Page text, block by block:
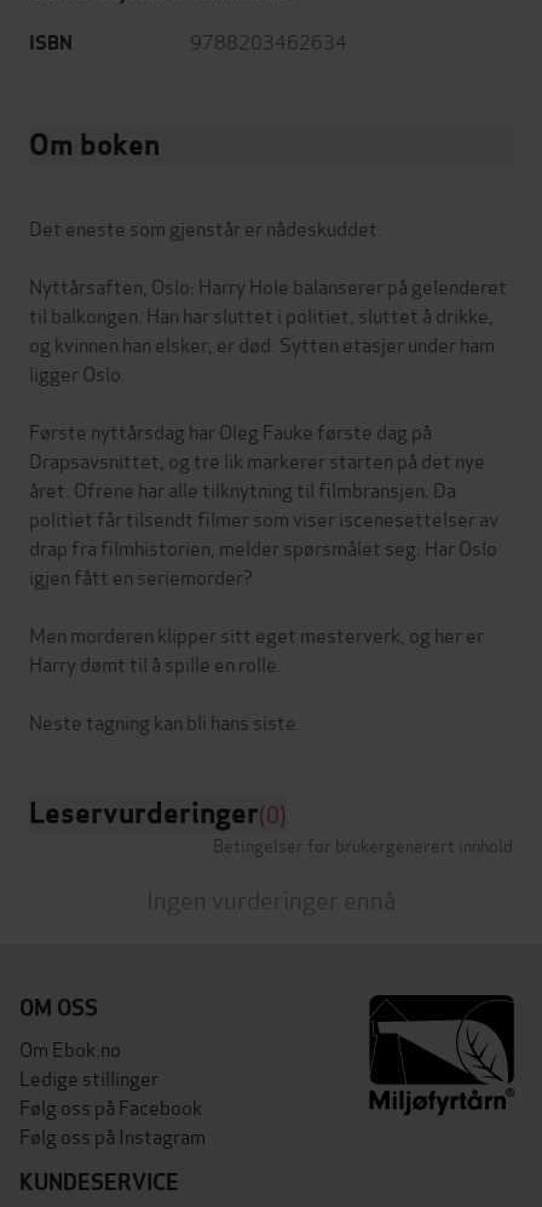
ISBN 9788203462634
Om boken
Det eneste som gjenstår er nådeskuddet.
Nyttårsaften, Oslo: Harry Hole balanserer på gelenderet
til balkongen. Han har sluttet i politiet, sluttet å drikke,
og kvinnen han elsker, er død. Sytten etasjer under ham
ligger Oslo.
Første nyttårsdag har Oleg Fauke første dag på
Drapsavsnittet, og tre lik markerer starten på det nye
året. Ofrene har alle tilknytning til filmbransjen. Da
politiet får tilsendt filmer som viser iscenesettelser av
drap fra filmhistorien, melder spørsmålet seg: Har Oslo
igjen fått en seriemorder?
Men morderen klipper sitt eget mesterverk, og her er
Harry dømt til å spille en rolle.
Leservurderinger(0)
Betingelser for brukergenerert innhold
Ingen vurderinger ennå
OM OSS
Om Ebok.no
Ledige stillinger
Følg oss på Facebook
Følg oss på Instagram
KUNDESERVICE